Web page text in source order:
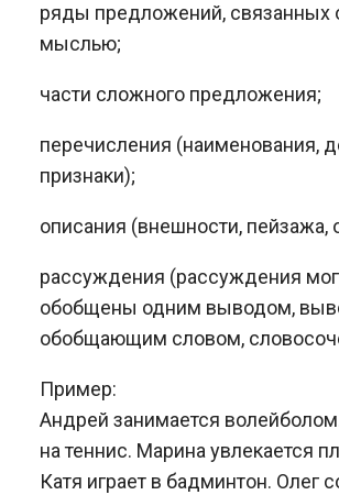
ряды предложений, связанных
мыслью;
части сложного предложения;
перечисления (наименования,
признаки);
описания (внешности, пейзажа,
рассуждения (рассуждения
обобщены одним выводом,
обобщающим словом,
Пример:
Андрей занимается
на теннис. Марина увлекается
Катя играет в бадминтон. Олег